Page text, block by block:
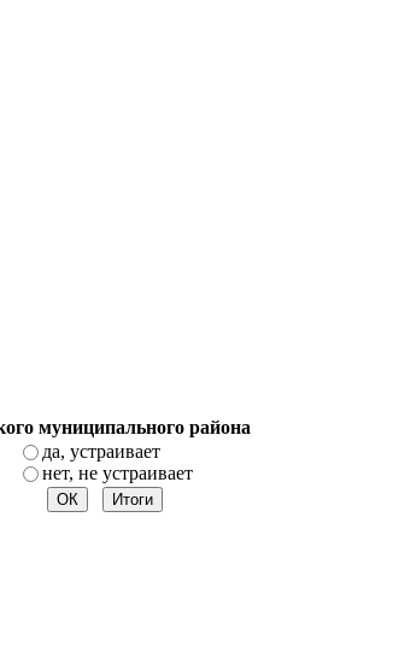
муниципального района
да, устраивает
нет, не устраивает